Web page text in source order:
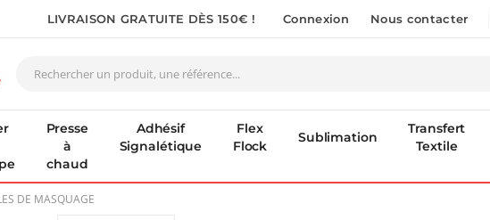
LIVRAISON GRATUITE DÈS 150€ ! Connexion Nous contacter
Presse
à
chaud
Adhésif
Signalétique
Flex
Flock
Sublimation
Transfert
Textile
DE MASQUAGE